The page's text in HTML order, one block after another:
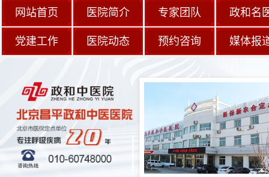
网站首页 医院简介 专家团队 政和名
党建工作 医院动态 预约咨询 媒体报